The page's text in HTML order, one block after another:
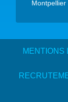
Montpellier
MENTIONS